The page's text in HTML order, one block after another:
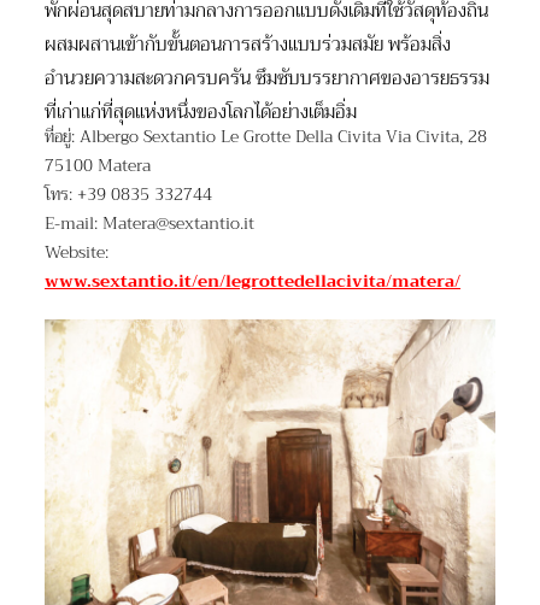
พักผ่อนสุดสบายท่ามกลางการออกแบบดั้งเดิมที่ใช้วัสดุท้องถิ่น
ผสมผสานเข้ากับขั้นตอนการสร้างแบบร่วมสมัย พร้อมสิ่ง
อำนวยความสะดวกครบครัน ซึมซับบรรยากาศของอารยธรรม
ที่เก่าแก่ที่สุดแห่งหนึ่งของโลกได้อย่างเต็มอิ่ม
ที่อยู่: Albergo Sextantio Le Grotte Della Civita Via Civita, 28
75100 Matera
โทร: +39 0835 332744
E-mail: Matera@sextantio.it
Website:
www.sextantio.it/en/legrottedellacivita/matera/